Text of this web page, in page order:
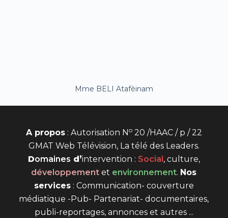
Mme BELI Atafèinam
A propos: Autorisation N o20 /HAAC / p / 22
GMAT Web Télévision, La télé des Leaders.
Domaines d’intervention : Social , culture,
développement et environnement. Nos
services: Communication- couverture
médiatique -Pub- Partenariat- documentaires,
publi-reportages, annonces et autres ...